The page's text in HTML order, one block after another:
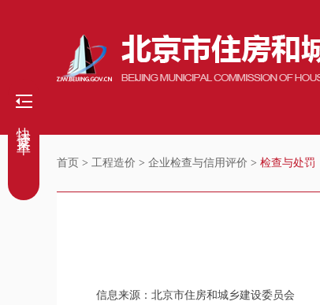
首页 > 工程造价 > 企业检查与信用评价 > 检查与处罚
信息来源：北京市住房和城乡建设委员会
快捷菜单